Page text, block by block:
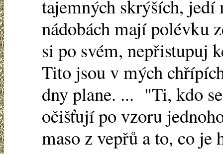
tajemných skrýších, jedí
nádobách mají polévku
si po svém, nepřistupuj
Tito jsou v mých
dny plane. ... "Ti, kdo
očišťují po vzoru
maso z vepřů a to, co je